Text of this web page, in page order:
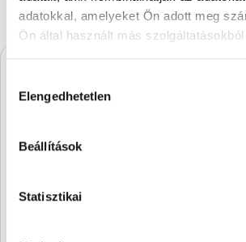
adatokkal, amelyeket Ön adott meg
Ön által használt más
kiválasztása
Elengedhetetlen
Beállítások
Statisztikai
A Stühmernél
Iratkozz fel, és elsőként